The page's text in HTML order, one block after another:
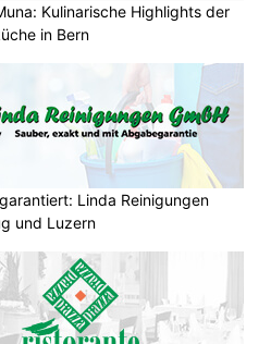
Kulinarische Highlights der
in Bern
Linda Reinigungen
und Luzern